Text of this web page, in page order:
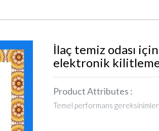
İlaç temiz odası
elektronik
Product Attributes :
Temel performans